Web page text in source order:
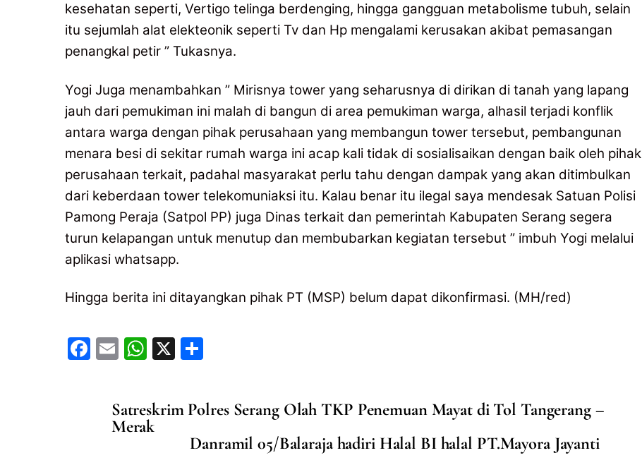
kesehatan seperti, Vertigo telinga berdenging, hingga gangguan metabolisme tubuh, selain
itu sejumlah alat elekteonik seperti Tv dan Hp mengalami kerusakan akibat pemasangan
penangkal petir ” Tukasnya.
Yogi Juga menambahkan ” Mirisnya tower yang seharusnya di dirikan di tanah yang lapang
jauh dari pemukiman ini malah di bangun di area pemukiman warga, alhasil terjadi konflik
antara warga dengan pihak perusahaan yang membangun tower tersebut, pembangunan
menara besi di sekitar rumah warga ini acap kali tidak di sosialisaikan dengan baik oleh pihak
perusahaan terkait, padahal masyarakat perlu tahu dengan dampak yang akan ditimbulkan
dari keberdaan tower telekomuniaksi itu. Kalau benar itu ilegal saya mendesak Satuan Polisi
Pamong Peraja (Satpol PP) juga Dinas terkait dan pemerintah Kabupaten Serang segera
turun kelapangan untuk menutup dan membubarkan kegiatan tersebut ” imbuh Yogi melalui
aplikasi whatsapp.
Hingga berita ini ditayangkan pihak PT (MSP) belum dapat dikonfirmasi. (MH/red)
F
E
l
W
s
A
X
e
Satreskrim Polres Serang Olah TKP Penemuan Mayat di Tol Tangerang –
Merak
Danramil 05/Balaraja hadiri Halal BI halal PT.Mayora Jayanti